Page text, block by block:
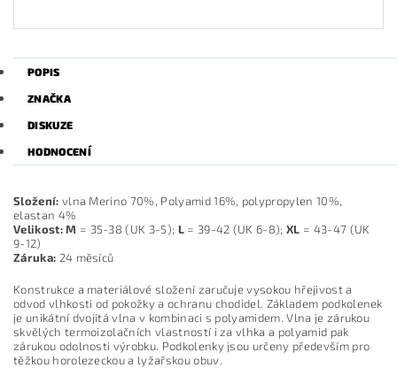
POPIS
ZNAČKA
DISKUZE
HODNOCENÍ
Složení: vlna Merino 70%, Polyamid 16%, polypropylen 10%,
elastan 4%
Velikost: M = 35-38 (UK 3-5); L= 39-42 (UK 6-8);XL = 43-47 (UK
9-12)
Záruka: 24 měsíců
Konstrukce a materiálové složení zaručuje vysokou hřejivost a
odvod vlhkosti od pokožky a ochranu chodidel. Základem podkolenek
je unikátní dvojitá vlna v kombinaci s polyamidem. Vlna je zárukou
skvělých termoizolačních vlastností i za vlhka a polyamid pak
zárukou odolnosti výrobku. Podkolenky jsou určeny především pro
těžkou horolezeckou a lyžařskou obuv.